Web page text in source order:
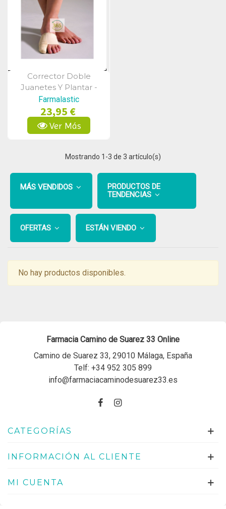
Vista Rápida
Corrector Doble
Juanetes Y Plantar -
Farmalastic Gel De
Silicona (Pie Izdo T- Peq)
Farmalastic
23,95 €
Ver Más
Mostrando 1 -3 de 3 artículo(s)
MÁS VENDIDOS
PRODUCTOS DE
TENDENCIAS
OFERTAS ESTÁN VIENDO
No hay productos disponibles.
Farmacia Camino de Suarez 33 Online
Camino de Suarez 33, 29010 Málaga, España
Telf: +34 952 305 899
info@farmaciacaminodesuarez33.es
CATEGORÍAS
INFORMACIÓN AL CLIENTE
MI CUENTA